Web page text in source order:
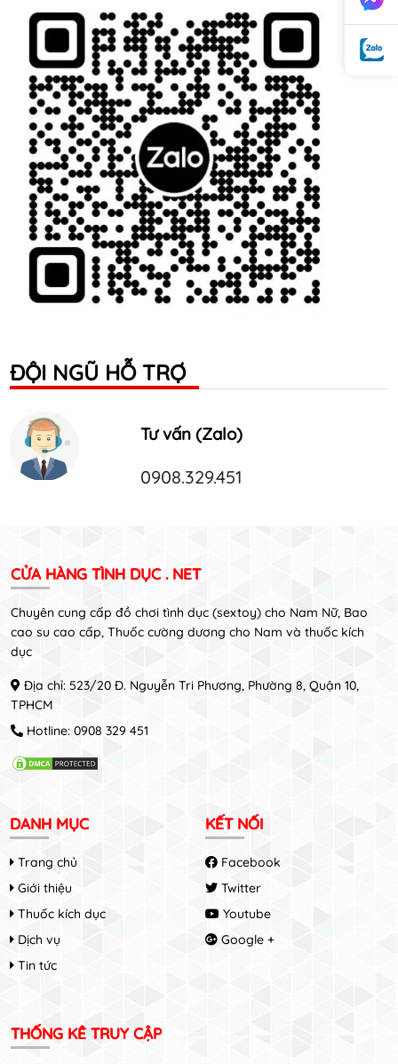
ĐỘI NGŨ HỖ TRỢ
Tư vấn (Zalo)
0908.329.451
CỬA HÀNG TÌNH DỤC . NET
Chuyên cung cấp đồ chơi tình dục (sextoy) cho Nam Nữ, Bao
cao su cao cấp, Thuốc cường dương cho Nam và thuốc kích
dục
Địa chỉ: 523/20 Đ. Nguyễn Tri Phương, Phường 8, Quận 10,
TPHCM
Hotline: 0908 329 451
DANH MỤC
Trang chủ
Giới thiệu
Thuốc kích dục
Dịch vụ
Tin tức
KẾT NỐI
Facebook
Twitter
Youtube
Google +
THỐNG KÊ TRUY CẬP